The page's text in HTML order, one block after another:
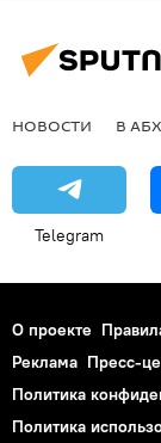
НОВОСТИ В
Telegram
О проекте
Реклама Пресс-
Политика
Политика